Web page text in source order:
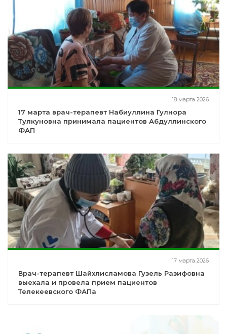
18 марта 2026
17 марта врач-терапевт Набиуллина Гулнора
Тулкуновна принимала пациентов Абдуллинского
ФАП
17 марта 2026
Врач-терапевт Шайхлисламова Гузель Разифовна
выехала и провела прием пациентов
Телекеевского ФАПа